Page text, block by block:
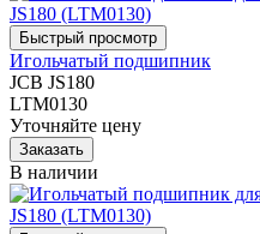
Игольчатый подшипник
JCB JS180
LTM0130
Уточняйте цену
В наличии